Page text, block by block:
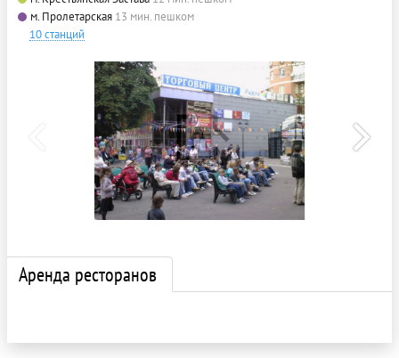
м. Пролетарская 13 мин. пешком
10 станций
Аренда ресторанов